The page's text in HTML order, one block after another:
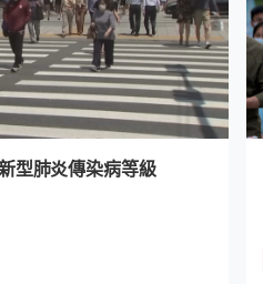
型肺炎傳染病等級